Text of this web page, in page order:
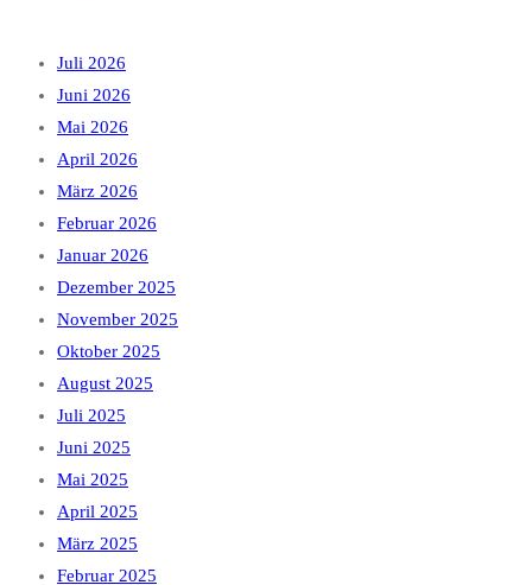
Juli 2026
Juni 2026
Mai 2026
April 2026
März 2026
Februar 2026
Januar 2026
Dezember 2025
November 2025
Oktober 2025
August 2025
Juli 2025
Juni 2025
Mai 2025
April 2025
März 2025
Februar 2025